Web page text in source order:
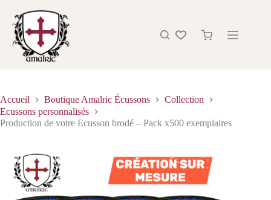
Accueil Boutique Amalric Écussons
Collection
Ecussons personnalisés
Production de votre Ecusson brodé – Pack x500 exemplaires